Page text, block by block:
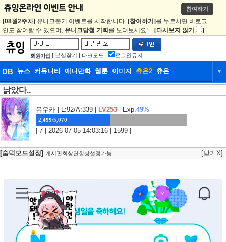
참여하기
[08월2주차] 유니크뽑기 이벤트를 시작합니다. [참여하기] 를 누르시면 비로그
인도 참여할 수 있으며, 유니크당첨 기회 를 노려보세요! [다시보지 않기 ]
회원가입 | 분실찾기 | 다크모드 | 로그인유지
DB 뉴스 커뮤니티 애니만화 웹툰 이미지 츄온2 츄온 ▼
DB
웹툰 이미지 츄온2
낡았다..
유우카 | L:92/A:339 | LV253 Exp.49%
2,499/5,070
| 7 | 2026-07-05 14:03:16 | 1599 |
[숨덕모드설정] 게시판최상단항상설정가능 [닫기X]